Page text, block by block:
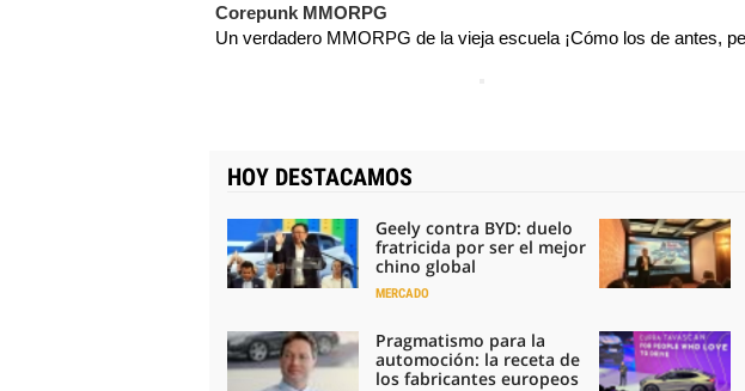
Corepunk MMORPG
Un verdadero MMORPG de la vieja escuela ¡Cómo los de antes,
HOY DESTACAMOS
Geely contra BYD: duelo
fratricida por ser el mejor
chino global
MERCADO
Pragmatismo para la
automoción: la receta de
los fabricantes europeos